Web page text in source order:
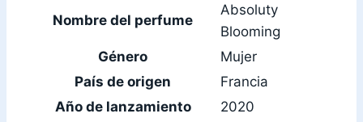
Nombre del perfume
Absoluty
Blooming
Género
Mujer
País de origen
Francia
Año de lanzamiento
2020